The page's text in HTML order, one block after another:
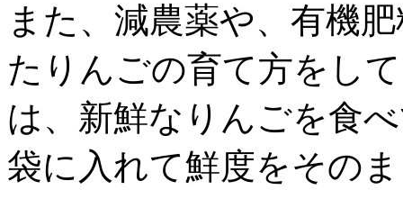
また、減農薬や、有機
たりんごの育て方をし
は、新鮮なりんごを食
袋に入れて鮮度をその